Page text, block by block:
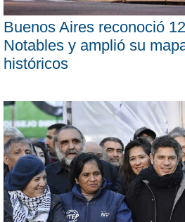
Buenos Aires reconoció
Notables y amplió su
históricos